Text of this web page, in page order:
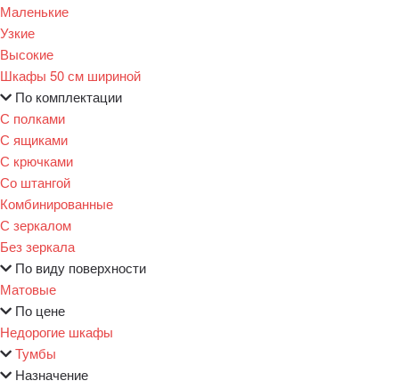
Маленькие
Узкие
Высокие
Шкафы 50 см шириной
По комплектации
С полками
С ящиками
С крючками
Со штангой
Комбинированные
С зеркалом
Без зеркала
По виду поверхности
Матовые
По цене
Недорогие шкафы
Тумбы
Назначение